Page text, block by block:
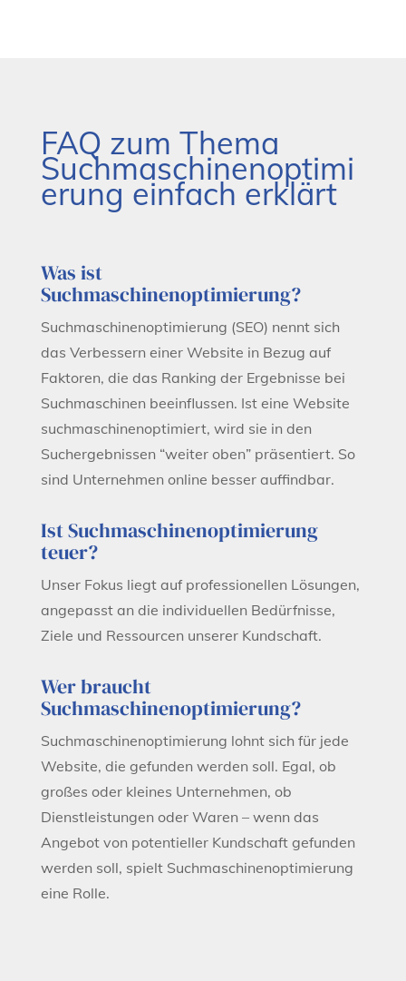
FAQ zum Thema
Suchmaschinenoptimi
erung einfach erklärt
Was ist
Suchmaschinenoptimierung?
Suchmaschinenoptimierung (SEO) nennt sich
das Verbessern einer Website in Bezug auf
Faktoren, die das Ranking der Ergebnisse bei
Suchmaschinen beeinflussen. Ist eine Website
suchmaschinenoptimiert, wird sie in den
Suchergebnissen “weiter oben” präsentiert. So
sind Unternehmen online besser auffindbar.
Ist Suchmaschinenoptimierung
teuer?
Unser Fokus liegt auf professionellen Lösungen,
angepasst an die individuellen Bedürfnisse,
Ziele und Ressourcen unserer Kundschaft.
Wer braucht
Suchmaschinenoptimierung?
Suchmaschinenoptimierung lohnt sich für jede
Website, die gefunden werden soll. Egal, ob
großes oder kleines Unternehmen, ob
Dienstleistungen oder Waren – wenn das
Angebot von potentieller Kundschaft gefunden
werden soll, spielt Suchmaschinenoptimierung
eine Rolle.